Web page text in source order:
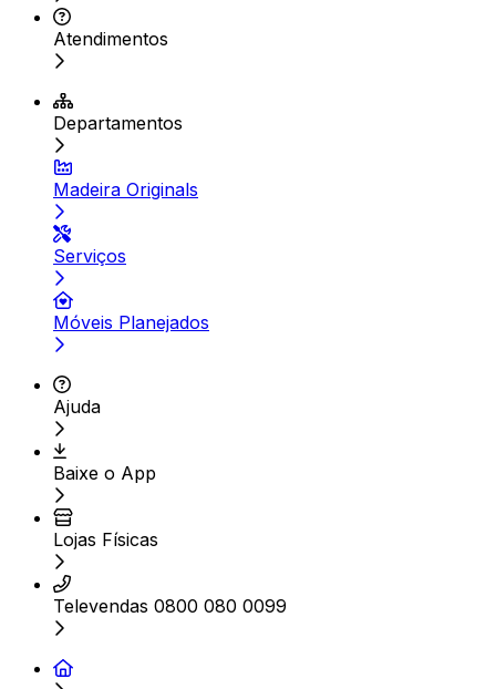
Atendimentos
Departamentos
Madeira Originals
Serviços
Móveis Planejados
Ajuda
Baixe o App
Lojas Físicas
Televendas 0800 080 0099